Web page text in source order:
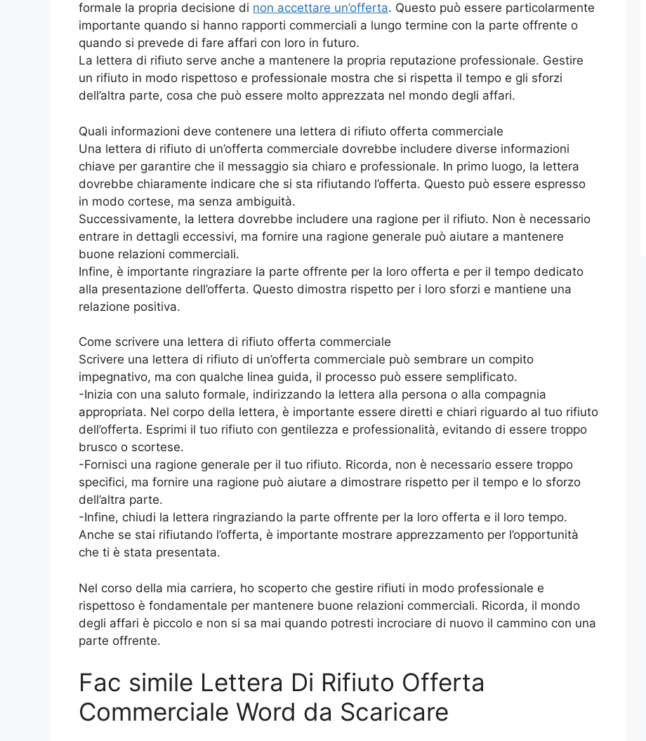
formale la propria decisione di non accettare un’offerta. Questo può essere particolarmente
importante quando si hanno rapporti commerciali a lungo termine con la parte offrente o
quando si prevede di fare affari con loro in futuro.
La lettera di rifiuto serve anche a mantenere la propria reputazione professionale. Gestire
un rifiuto in modo rispettoso e professionale mostra che si rispetta il tempo e gli sforzi
dell’altra parte, cosa che può essere molto apprezzata nel mondo degli affari.
Quali informazioni deve contenere una lettera di rifiuto offerta commerciale
Una lettera di rifiuto di un’offerta commerciale dovrebbe includere diverse informazioni
chiave per garantire che il messaggio sia chiaro e professionale. In primo luogo, la lettera
dovrebbe chiaramente indicare che si sta rifiutando l’offerta. Questo può essere espresso
in modo cortese, ma senza ambiguità.
Successivamente, la lettera dovrebbe includere una ragione per il rifiuto. Non è necessario
entrare in dettagli eccessivi, ma fornire una ragione generale può aiutare a mantenere
buone relazioni commerciali.
Infine, è importante ringraziare la parte offrente per la loro offerta e per il tempo dedicato
alla presentazione dell’offerta. Questo dimostra rispetto per i loro sforzi e mantiene una
relazione positiva.
Come scrivere una lettera di rifiuto offerta commerciale
Scrivere una lettera di rifiuto di un’offerta commerciale può sembrare un compito
impegnativo, ma con qualche linea guida, il processo può essere semplificato.
-Inizia con una saluto formale, indirizzando la lettera alla persona o alla compagnia
appropriata. Nel corpo della lettera, è importante essere diretti e chiari riguardo al tuo rifiuto
dell’offerta. Esprimi il tuo rifiuto con gentilezza e professionalità, evitando di essere troppo
brusco o scortese.
-Fornisci una ragione generale per il tuo rifiuto. Ricorda, non è necessario essere troppo
specifici, ma fornire una ragione può aiutare a dimostrare rispetto per il tempo e lo sforzo
dell’altra parte.
-Infine, chiudi la lettera ringraziando la parte offrente per la loro offerta e il loro tempo.
Anche se stai rifiutando l’offerta, è importante mostrare apprezzamento per l’opportunità
che ti è stata presentata.
Nel corso della mia carriera, ho scoperto che gestire rifiuti in modo professionale e
rispettoso è fondamentale per mantenere buone relazioni commerciali. Ricorda, il mondo
degli affari è piccolo e non si sa mai quando potresti incrociare di nuovo il cammino con una
parte offrente.
Fac simile Lettera Di Rifiuto Offerta
Commerciale Word da Scaricare